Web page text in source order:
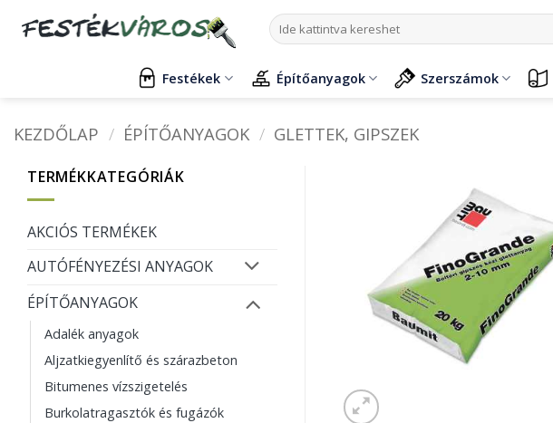
Keresés
a
Festékek Építőanyagok Szerszámok
KEZDŐLAP / ÉPÍTŐANYAGOK / GLETTEK, GIPSZEK
TERMÉKKATEGÓRIÁK
AKCIÓS TERMÉKEK
AUTÓFÉNYEZÉSI ANYAGOK
ÉPÍTŐANYAGOK
Adalék anyagok
Aljzatkiegyenlítő és szárazbeton
Bitumenes vízszigetelés
Burkolatragasztók és fugázók